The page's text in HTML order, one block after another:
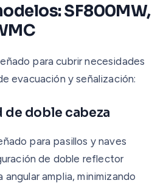
SF800MW,
para cubrir necesidades
evacuación y señalización:
de doble cabeza
para pasillos y naves
de doble reflector
amplia, minimizando